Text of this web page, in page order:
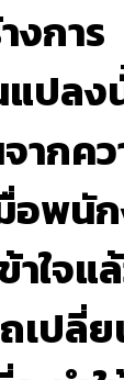
งการ
แปลง
ากคว
อพนั
าใจแ
เปลี่